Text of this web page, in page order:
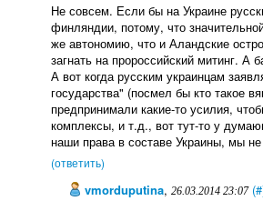
Не совсем. Если бы на Украине
финляндии, потому, что
же автономию, что и Аландские
загнать на пророссийский митинг. А
А вот когда русским украинцам
государства" (посмел бы кто такое
предпринимали какие-то усилия,
комплексы, и т.д., вот тут-то у
наши права в составе Украины, мы
(ответить)
vmorduputina, 26.03.2014 23:07